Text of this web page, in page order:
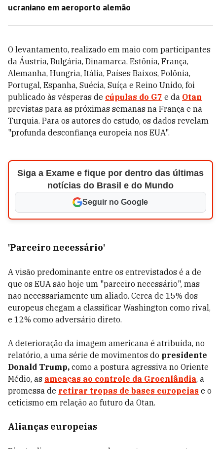
ucraniano em aeroporto alemão
O levantamento, realizado em maio com participantes
da Áustria, Bulgária, Dinamarca, Estônia, França,
Alemanha, Hungria, Itália, Países Baixos, Polônia,
Portugal, Espanha, Suécia, Suíça e Reino Unido, foi
publicado às vésperas de cúpulas do G7 e da Otan
previstas para as próximas semanas na França e na
Turquia. Para os autores do estudo, os dados revelam
"profunda desconfiança europeia nos EUA".
Siga a Exame e fique por dentro das últimas
notícias do Brasil e do Mundo
Seguir no Google
'Parceiro necessário'
A visão predominante entre os entrevistados é a de
que os EUA são hoje um "parceiro necessário", mas
não necessariamente um aliado. Cerca de 15% dos
europeus chegam a classificar Washington como rival,
e 12% como adversário direto.
A deterioração da imagem americana é atribuída, no
relatório, a uma série de movimentos do presidente
Donald Trump, como a postura agressiva no Oriente
Médio, as ameaças ao controle da Groenlândia, a
promessa de retirar tropas de bases europeias e o
ceticismo em relação ao futuro da Otan.
Alianças europeias